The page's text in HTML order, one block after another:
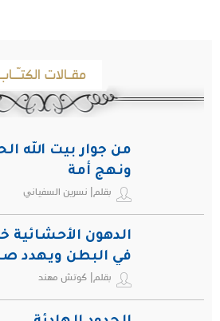
مقـالات
من جوار بيت الله
ونهج أمة
بقلم| نسرين السفياني
الدهون
في البطن ويهدد
بقلم| كوتش مهند